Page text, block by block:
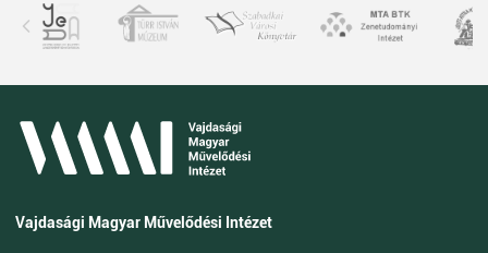
Vajdasági Magyar Művelődési Intézet